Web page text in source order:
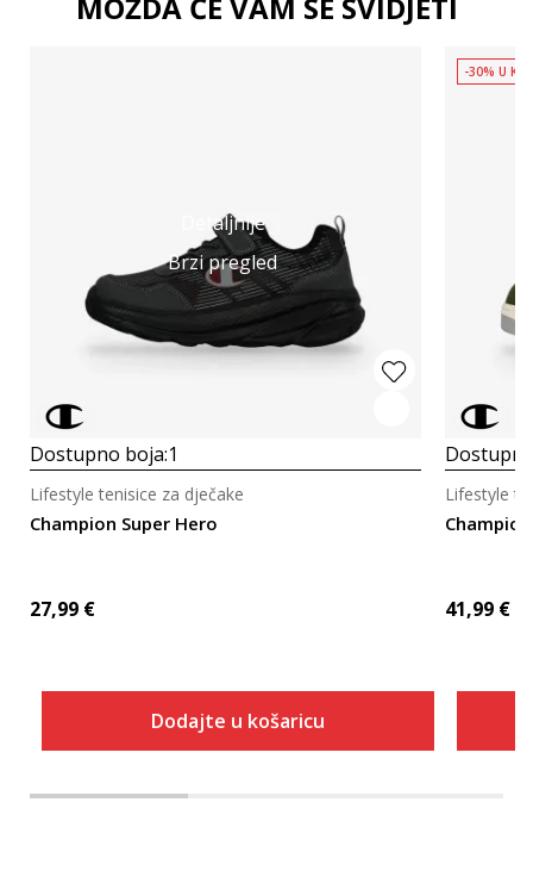
Detaljnije
Brzi pregled
Dostupno boja:1
Champion Super Hero
Lifestyle tenisice za dječake
27,99 €
Dodajte u košaricu
-30% U
Lifestyle
41,99 €